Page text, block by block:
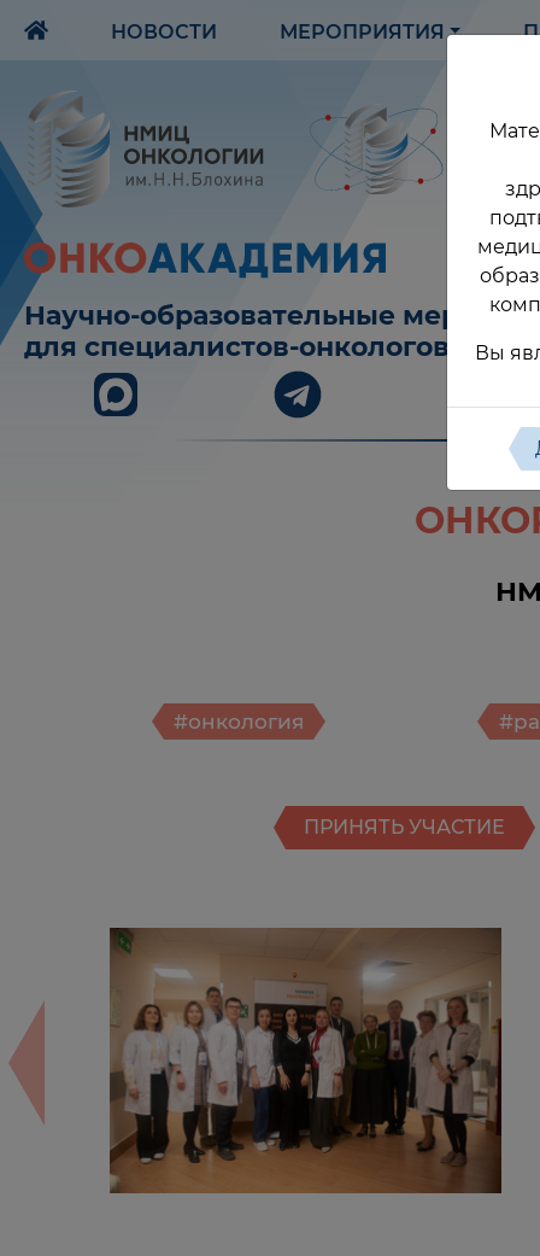
Вы
НОВОСТИ МЕРОПРИЯТИЯ
Научно-образовательные
для специалистов-онкологов
#онкология
ПРИНЯТЬ УЧАСТИЕ